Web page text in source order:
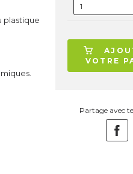
plastique
VOTRE
Partage avec